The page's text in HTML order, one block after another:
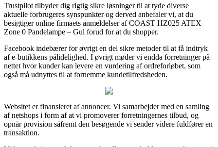
Trustpilot tilbyder dig rigtig sikre løsninger til at tyde diverse
aktuelle forbrugeres synspunkter og derved anbefaler vi, at du
besigtiger online firmaets anmeldelser af COAST HZ025 ATEX
Zone 0 Pandelampe – Gul forud for at du shopper.
Facebook indebærer for øvrigt en del sikre metoder til at få indtryk
af e-butikkens pålidelighed. I øvrigt møder vi endda forretninger på
nettet hvor kunder kan levere en vurdering af ordreforløbet, som
også må udnyttes til at fornemme kundetilfredsheden.
Websitet er finansieret af annoncer. Vi samarbejder med en samling
af netshops i form af at vi promoverer forretningernes tilbud, og
opnår provision såfremt den besøgende vi sender videre fuldfører en
transaktion.